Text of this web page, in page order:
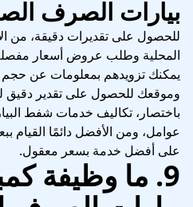
بيارات الصرف
للحصول على تقديرات دقيقة، من
المحلية وطلب عروض أسعار مفصلة
يمكنك تزويدهم بمعلومات عن حجم
وموقعك للحصول على تقدير دقيق
باختصار، تكاليف خدمات شفط
عوامل، ومن الأفضل دائمًا القيام
على أفضل خدمة بسعر معقول.
9. ما وظيفة